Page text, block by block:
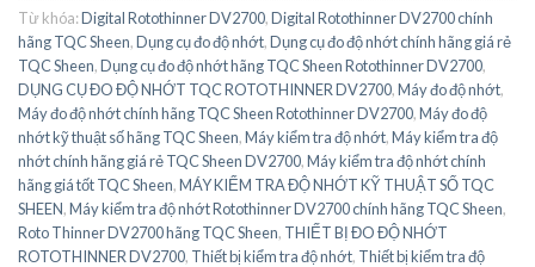
Từ khóa:Digital Rotothinner DV2700,Digital Rotothinner DV2700 chính
hãng TQC Sheen,Dụng cụ đo độ nhớt,Dụng cụ đo độ nhớt chính hãng giá rẻ
TQC Sheen,Dụng cụ đo độ nhớt hãng TQC Sheen Rotothinner DV2700,
DỤNG CỤ ĐO ĐỘ NHỚT TQC ROTOTHINNER DV2700,Máy đo độ nhớt,
Máy đo độ nhớt chính hãng TQC Sheen Rotothinner DV2700,Máy đo độ
nhớt kỹ thuật số hãng TQC Sheen,Máy kiểm tra độ nhớt,Máy kiểm tra độ
nhớt chính hãng giá rẻ TQC Sheen DV2700,Máy kiểm tra độ nhớt chính
hãng giá tốt TQC Sheen,MÁY KIỂM TRA ĐỘ NHỚT KỸ THUẬT SỐ TQC
SHEEN,Máy kiểm tra độ nhớt Rotothinner DV2700 chính hãng TQC Sheen,
Roto Thinner DV2700 hãng TQC Sheen, THIẾT BỊ ĐO ĐỘ NHỚT
ROTOTHINNER DV2700, Thiết bị kiểm tra độ nhớt, Thiết bị kiểm tra độ